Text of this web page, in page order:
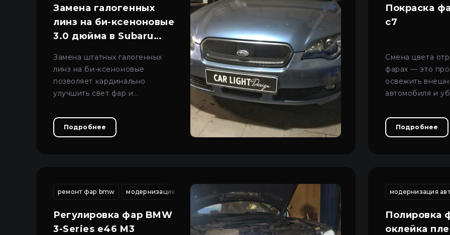
Замена галогенных
линз на би-ксеноновые
3.0 дюйма в Subaru
Замена штатных галогенных
линз на би-ксеноновые
позволяет кардинально
улучшить свет фар и
внешний вид оптики.
Подробнее
Покраска
c7
Смена цвета
фарах — это
освежить
автомобиля и
глаз.
Подробнее
ремонт фар bmw модернизация фар киев модернизация автосвета киев сто автосвета киев сто
Регулировка фар BMW
3-Series e46 M3
модернизация
Полировка
оклейка